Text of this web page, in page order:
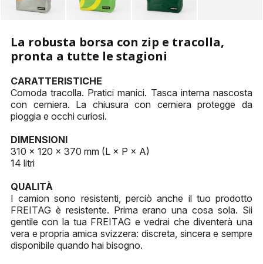
La robusta borsa con zip e tracolla,
pronta a tutte le stagioni
CARATTERISTICHE
Comoda tracolla. Pratici manici. Tasca interna nascosta
con cerniera. La chiusura con cerniera protegge da
pioggia e occhi curiosi.
DIMENSIONI
310 × 120 × 370 mm (L × P × A)
14 litri
QUALITÀ
I camion sono resistenti, perciò anche il tuo prodotto
FREITAG è resistente. Prima erano una cosa sola. Sii
gentile con la tua FREITAG e vedrai che diventerà una
vera e propria amica svizzera: discreta, sincera e sempre
disponibile quando hai bisogno.